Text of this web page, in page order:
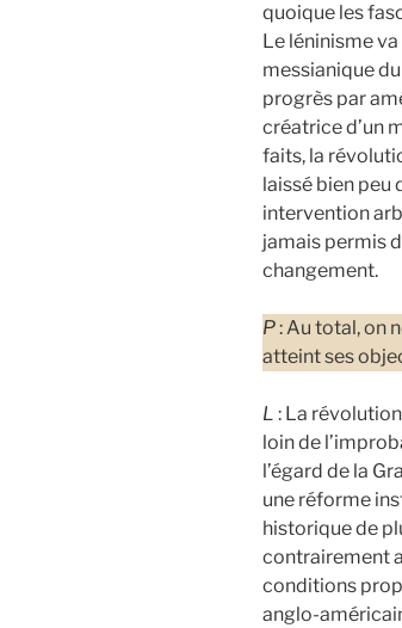
quoique les
Le léninisme
messianique
progrès par
créatrice d’un
faits, la
laissé bien peu
intervention
jamais permis
changement.
P: Au total, on
atteint ses
L : La
loin de
l’égard de la
une réforme
historique de
contrairement
conditions
anglo-